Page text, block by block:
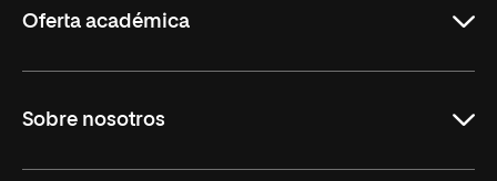
Oferta académica
Maestrías
Educación Continua
Sobre nosotros